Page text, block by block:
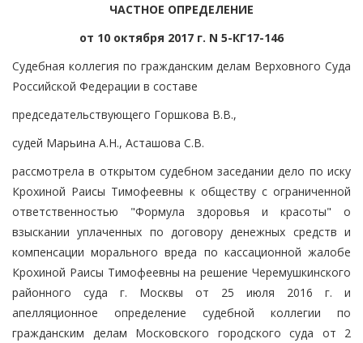
ЧАСТНОЕ ОПРЕДЕЛЕНИЕ
от 10 октября 2017 г. N 5-КГ17-146
Судебная коллегия по гражданским делам Верховного Суда
Российской Федерации в составе
председательствующего Горшкова В.В.,
судей Марьина А.Н., Асташова С.В.
рассмотрела в открытом судебном заседании дело по иску
Крохиной Раисы Тимофеевны к обществу с ограниченной
ответственностью "Формула здоровья и красоты" о
взыскании уплаченных по договору денежных средств и
компенсации морального вреда по кассационной жалобе
Крохиной Раисы Тимофеевны на решение Черемушкинского
районного суда г. Москвы от 25 июля 2016 г. и
апелляционное определение судебной коллегии по
гражданским делам Московского городского суда от 2